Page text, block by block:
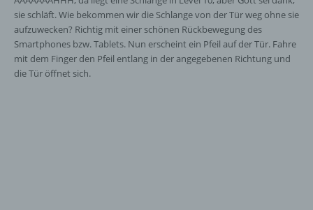
sie schläft. Wie bekommen wir die Schlange von der Tür weg ohne sie
aufzuwecken? Richtig mit einer schönen Rückbewegung des
Smartphones bzw. Tablets. Nun erscheint ein Pfeil auf der Tür. Fahre
mit dem Finger den Pfeil entlang in der angegebenen Richtung und
die Tür öffnet sich.
Daten im Auftrag des Verantwortlichen
verarbeitet.
i) Empfänger